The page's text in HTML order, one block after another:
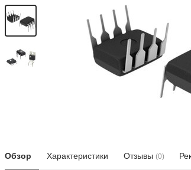
Обзор Характеристики Отзывы (0)